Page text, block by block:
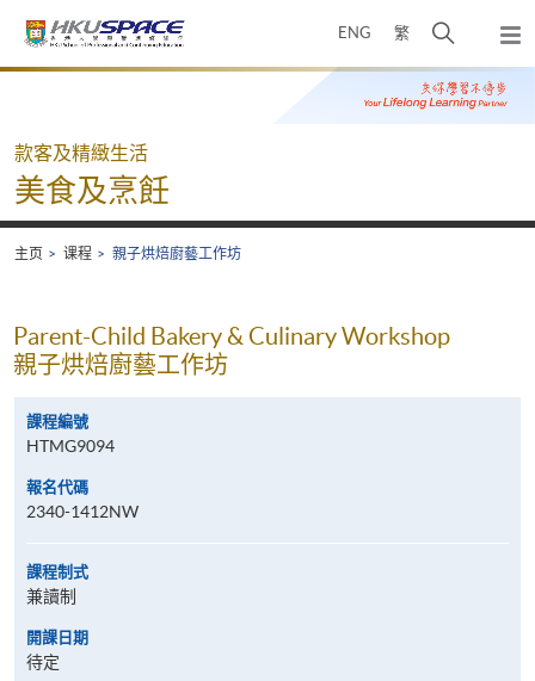
ENG 繁
开
搜
寻
弹
出
主
Main
款客及精緻生活
美食及烹飪
主页 课程 親子烘焙廚藝工作坊
Parent-Child Bakery & Culinary Workshop
親子烘焙廚藝工作坊
課程編號
HTMG9094
報名代碼
2340-1412NW
課程制式
兼讀制
開課日期
待定